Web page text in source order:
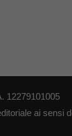
12279101005
ai sensi